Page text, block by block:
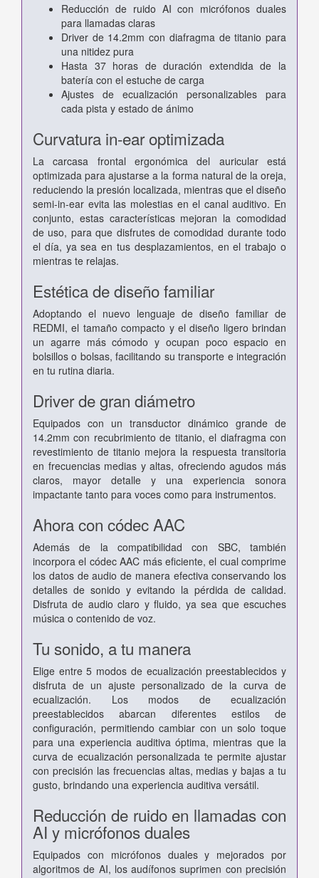
Reducción de ruido AI con micrófonos duales
para llamadas claras
Driver de 14.2mm con diafragma de titanio para
una nitidez pura
Hasta 37 horas de duración extendida de la
batería con el estuche de carga
Ajustes de ecualización personalizables para
cada pista y estado de ánimo
Curvatura in-ear optimizada
La carcasa frontal ergonómica del auricular está
optimizada para ajustarse a la forma natural de la oreja,
reduciendo la presión localizada, mientras que el diseño
semi-in-ear evita las molestias en el canal auditivo. En
conjunto, estas características mejoran la comodidad
de uso, para que disfrutes de comodidad durante todo
el día, ya sea en tus desplazamientos, en el trabajo o
mientras te relajas.
Estética de diseño familiar
Adoptando el nuevo lenguaje de diseño familiar de
REDMI, el tamaño compacto y el diseño ligero brindan
un agarre más cómodo y ocupan poco espacio en
bolsillos o bolsas, facilitando su transporte e integración
en tu rutina diaria.
Driver de gran diámetro
Equipados con un transductor dinámico grande de
14.2mm con recubrimiento de titanio, el diafragma con
revestimiento de titanio mejora la respuesta transitoria
en frecuencias medias y altas, ofreciendo agudos más
claros, mayor detalle y una experiencia sonora
impactante tanto para voces como para instrumentos.
Ahora con códec AAC
Además de la compatibilidad con SBC, también
incorpora el códec AAC más eficiente, el cual comprime
los datos de audio de manera efectiva conservando los
detalles de sonido y evitando la pérdida de calidad.
Disfruta de audio claro y fluido, ya sea que escuches
música o contenido de voz.
Tu sonido, a tu manera
Elige entre 5 modos de ecualización preestablecidos y
disfruta de un ajuste personalizado de la curva de
ecualización. Los modos de ecualización
preestablecidos abarcan diferentes estilos de
configuración, permitiendo cambiar con un solo toque
para una experiencia auditiva óptima, mientras que la
curva de ecualización personalizada te permite ajustar
con precisión las frecuencias altas, medias y bajas a tu
gusto, brindando una experiencia auditiva versátil.
Reducción de ruido en llamadas con
AI y micrófonos duales
Equipados con micrófonos duales y mejorados por
algoritmos de AI, los audífonos suprimen con precisión